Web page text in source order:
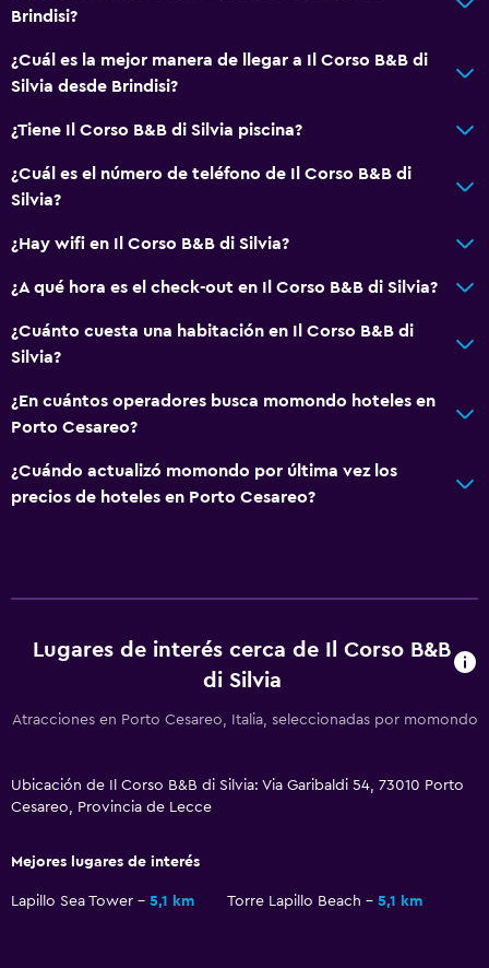
Para no fumadores
Entrada privada
Aire libre
Terraza
Terraza/patio
Muebles de exterior
Habitaciones familiares
Vista a la ciudad
Salud y seguridad
Limpieza diaria
Habitación
Enchufe cerca de la cama
Armario o clóset
Senderismo
Lavandería
Brindisi?
¿Cuál es la mejor manera de llegar a Il Corso B&B di
Silvia desde Brindisi?
¿Tiene Il Corso B&B di Silvia piscina?
¿Cuál es el número de teléfono de Il Corso B&B di
Silvia?
¿Hay wifi en Il Corso B&B di Silvia?
¿A qué hora es el check-out en Il Corso B&B di Silvia?
¿Cuánto cuesta una habitación en Il Corso B&B di
Silvia?
¿En cuántos operadores busca momondo hoteles en
Porto Cesareo?
¿Cuándo actualizó momondo por última vez los
precios de hoteles en Porto Cesareo?
Lugares de interés cerca de Il Corso B&B
di Silvia
Atracciones en Porto Cesareo, Italia, seleccionadas por momondo
Ubicación de Il Corso B&B di Silvia: Via Garibaldi 54, 73010 Porto
Cesareo, Provincia de Lecce
Mejores lugares de interés
Lapillo Sea Tower 5,1 km Torre Lapillo Beach 5,1 km